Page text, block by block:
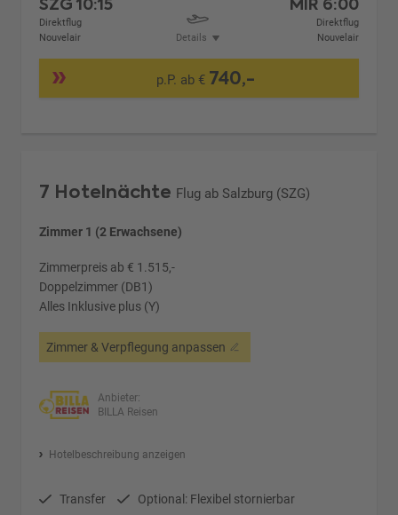
Direktflug
Nouvelair
Details
Direktflug
Nouvelair
p.P. ab € 740,-
7 Hotelnächte Flug ab Salzburg (SZG)
Zimmer 1 (2 Erwachsene)
Zimmerpreis ab € 1.515,-
Doppelzimmer (DB1)
Alles Inklusive plus (Y)
Zimmer & Verpflegung anpassen
Anbieter:
BILLA Reisen
Hotelbeschreibung anzeigen
Transfer Optional: Flexibel stornierbar